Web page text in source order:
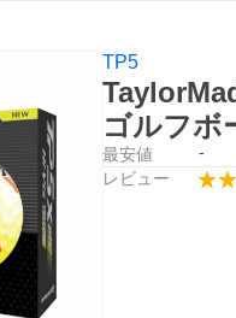
TP5
ゴルフボ
最安値
-
レビュー